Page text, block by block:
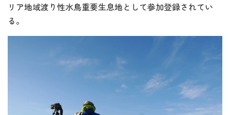
リア地域渡り性水鳥重要生息地として参加登録されてい
る。